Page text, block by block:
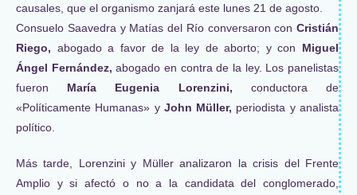
causales, que el organismo zanjará este lunes 21 de agosto.
Consuelo Saavedra y Matías del Río conversaron con Cristián
Riego, abogado a favor de la ley de aborto; y con Miguel
Ángel Fernández, abogado en contra de la ley. Los panelistas
fueron María Eugenia Lorenzini, conductora de
«Políticamente Humanas» y John Müller, periodista y analista
político.
Más tarde, Lorenzini y Müller analizaron la crisis del Frente
Amplio y si afectó o no a la candidata del conglomerado,